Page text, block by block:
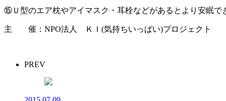
⑮Ｕ型のエア枕やアイマスク・耳栓などがあるとより安眠で
主 催：NPO法人 ＫＩ(気持ちいっぱい)プロジェクト
PREV